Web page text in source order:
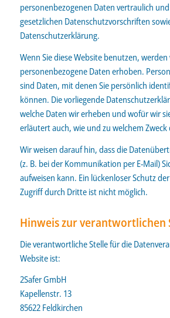
personenbezogenen Daten vertraulich
gesetzlichen Datenschutzvorschriften
Datenschutzerklärung.
Wenn Sie diese Website benutzen, werden
personenbezogene Daten erhoben.
sind Daten, mit denen Sie persönlich
können. Die vorliegende
welche Daten wir erheben und wofür wir
erläutert auch, wie und zu welchem Zweck
Wir weisen darauf hin, dass die
(z. B. bei der Kommunikation per E-Mail)
aufweisen kann. Ein lückenloser Schutz
Zugriff durch Dritte ist nicht möglich.
Hinweis zur verantwortlichen
Die verantwortliche Stelle für die
Website ist:
2Safer GmbH
Kapellenstr. 13
85622 Feldkirchen